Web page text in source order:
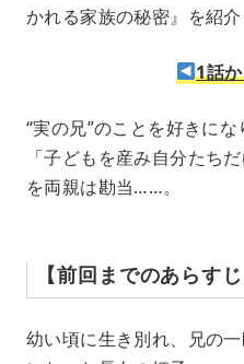
かれる家族の秘密』を紹介
1話
“実の兄”のことを好きにな
「子どもを産み自分たち
を両親は勘当……。
【前回までのあらすじ
幼い頃に生き別れ、兄の